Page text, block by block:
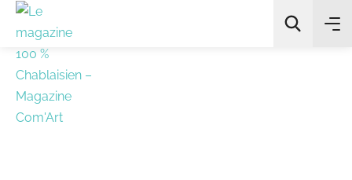
All Categories